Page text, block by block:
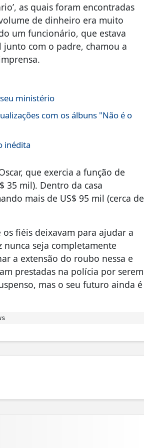
as quais foram encontradas
de dinheiro era muito
um funcionário, que estava
com o padre, chamou a
ministério
com os álbuns "Não é o
inédita
que exercia a função de
35 mil). Dentro da casa
mais de US$ 95 mil (cerca de
fiéis deixavam para ajudar a
seja completamente
a extensão do roubo nessa e
prestadas na polícia por serem
mas o seu futuro ainda é